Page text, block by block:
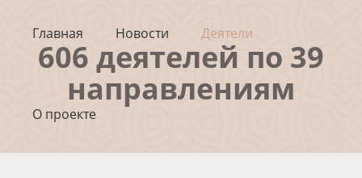
Главная Новости Деятели
О проекте
606 деятелей по 39
направлениям